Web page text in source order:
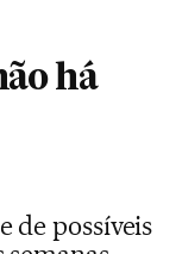
há
de possíveis